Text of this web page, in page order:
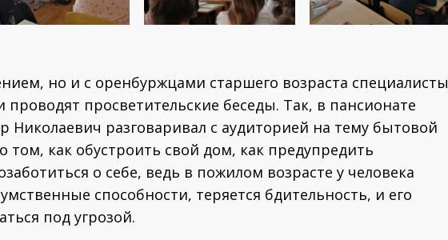
но и с оренбуржцами старшего возраста специалисты
просветительские беседы. Так, в пансионате
Николаевич разговаривал с аудиторией на тему бытовой
том, как обустроить свой дом, как предупредить
о себе, ведь в пожилом возрасте у человека
способности, теряется бдительность, и его
под угрозой.